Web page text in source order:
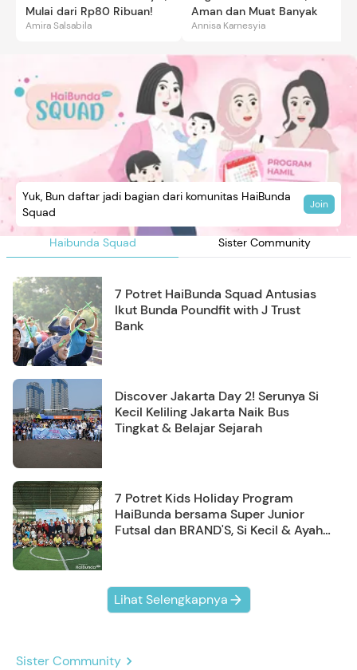
Mulai dari Rp80 Ribuan!
Amira Salsabila
Aman dan Muat Banyak
Annisa Karnesyia
Haibunda Squad Sister Community
Yuk, Bun daftar jadi bagian dari komunitas HaiBunda
Squad
Join
7 Potret HaiBunda Squad Antusias
Ikut Bunda Poundfit with J Trust
Bank
Discover Jakarta Day 2! Serunya Si
Kecil Keliling Jakarta Naik Bus
Tingkat & Belajar Sejarah
7 Potret Kids Holiday Program
HaiBunda bersama Super Junior
Futsal dan BRAND'S, Si Kecil & Ayah
Lihat Selengkapnya
Sister Community